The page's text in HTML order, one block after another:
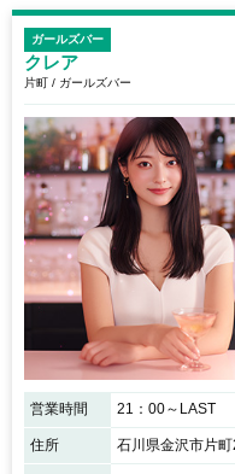
ガールズバー
クレア
片町 / ガールズバー
営業時間 21：00～LAST
住所 石川県金沢市片